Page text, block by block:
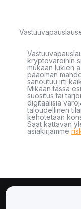
kryptovaroihin
mukaan lukien
pääoman
sanoutuu irti
Mikään tässä
suositus tai
digitaalisia
taloudellinen
kehotetaan
Saat kattavan
asiakirjamme